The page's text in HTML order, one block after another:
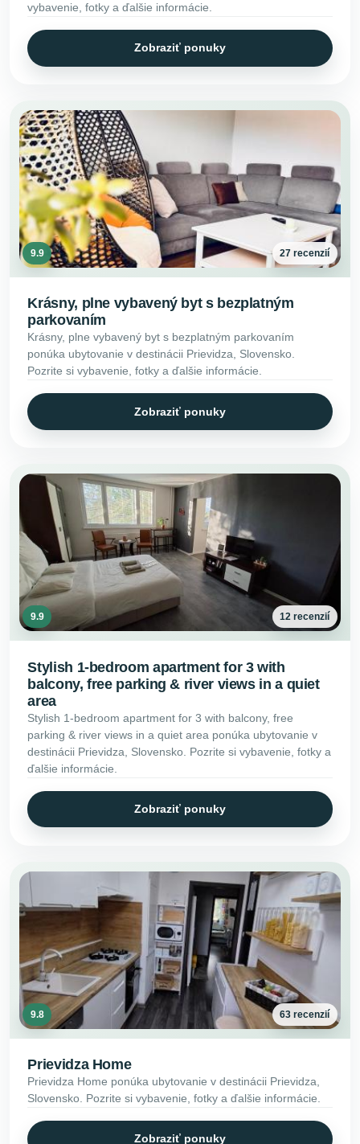
vybavenie, fotky a ďalšie informácie.
Zobraziť ponuky
9.9 27 recenzií
Krásny, plne vybavený byt s bezplatným
parkovaním
Krásny, plne vybavený byt s bezplatným parkovaním
ponúka ubytovanie v destinácii Prievidza, Slovensko.
Pozrite si vybavenie, fotky a ďalšie informácie.
Zobraziť ponuky
9.9 12 recenzií
Stylish 1-bedroom apartment for 3 with
balcony, free parking & river views in a quiet
area
Stylish 1-bedroom apartment for 3 with balcony, free
parking & river views in a quiet area ponúka ubytovanie v
destinácii Prievidza, Slovensko. Pozrite si vybavenie, fotky a
ďalšie informácie.
Zobraziť ponuky
9.8 63 recenzií
Prievidza Home
Prievidza Home ponúka ubytovanie v destinácii Prievidza,
Slovensko. Pozrite si vybavenie, fotky a ďalšie informácie.
Zobraziť ponuky